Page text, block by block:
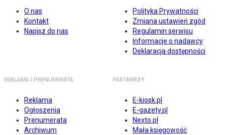
O nas
Kontakt
Napisz do nas
Polityka Prywatności
Zmiana ustawień zgód
Regulamin serwisu
Informacje o nadawcy
Deklaracja dostępności
REKLAMA I PRENUMERATA
Reklama
Ogłoszenia
Prenumerata
Archiwum
PARTNERZY
E-kiosk.pl
E-gazety.pl
Nexto.pl
Mała księgowość